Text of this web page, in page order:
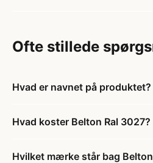
Ofte stillede
Hvad er navnet på produktet?
Hvad koster Belton Ral 3027?
Hvilket mærke står bag